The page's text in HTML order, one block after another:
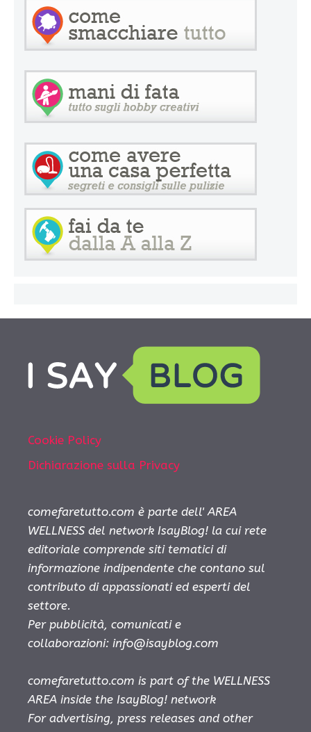
Cookie Policy
Dichiarazione sulla Privacy
comefaretutto.com è parte dell' AREA
WELLNESS del network IsayBlog! la cui rete
editoriale comprende siti tematici di
informazione indipendente che contano sul
contributo di appassionati ed esperti del
settore.
Per pubblicità, comunicati e
collaborazioni: info@isayblog.com
comefaretutto.com is part of the WELLNESS
AREA inside the IsayBlog! network
For advertising, press releases and other